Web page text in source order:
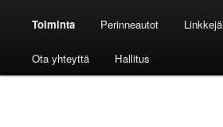
sisältöön
Toiminta Perinneautot Linkkejä
Ota yhteyttä Hallitus